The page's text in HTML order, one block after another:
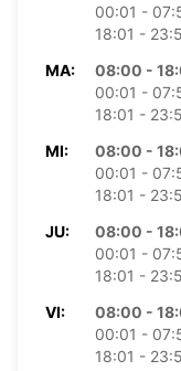
00:01 -
18:01 -
MA:
08:00 -
00:01 -
18:01 -
MI:
08:00 -
00:01 -
18:01 -
JU:
08:00 -
00:01 -
18:01 -
VI:
08:00 -
00:01 -
18:01 -